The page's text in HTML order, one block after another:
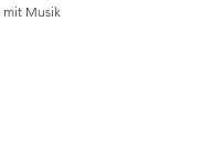
Musik